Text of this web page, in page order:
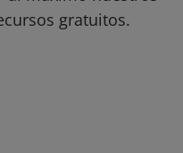
gratuitos.